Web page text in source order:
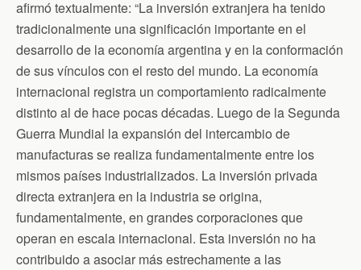
afirmó textualmente: “La inversión extranjera ha tenido
tradicionalmente una significación importante en el
desarrollo de la economía argentina y en la conformación
de sus vínculos con el resto del mundo. La economía
internacional registra un comportamiento radicalmente
distinto al de hace pocas décadas. Luego de la Segunda
Guerra Mundial la expansión del intercambio de
manufacturas se realiza fundamentalmente entre los
mismos países industrializados. La inversión privada
directa extranjera en la industria se origina,
fundamentalmente, en grandes corporaciones que
operan en escala internacional. Esta inversión no ha
contribuido a asociar más estrechamente a las